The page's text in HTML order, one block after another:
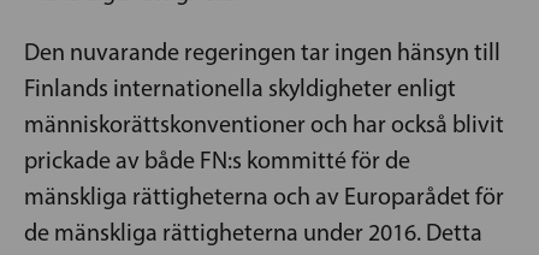
Den nuvarande regeringen tar ingen hänsyn till
Finlands internationella skyldigheter enligt
människorättskonventioner och har också blivit
prickade av både FN:s kommitté för de
mänskliga rättigheterna och av Europarådet för
de mänskliga rättigheterna under 2016. Detta